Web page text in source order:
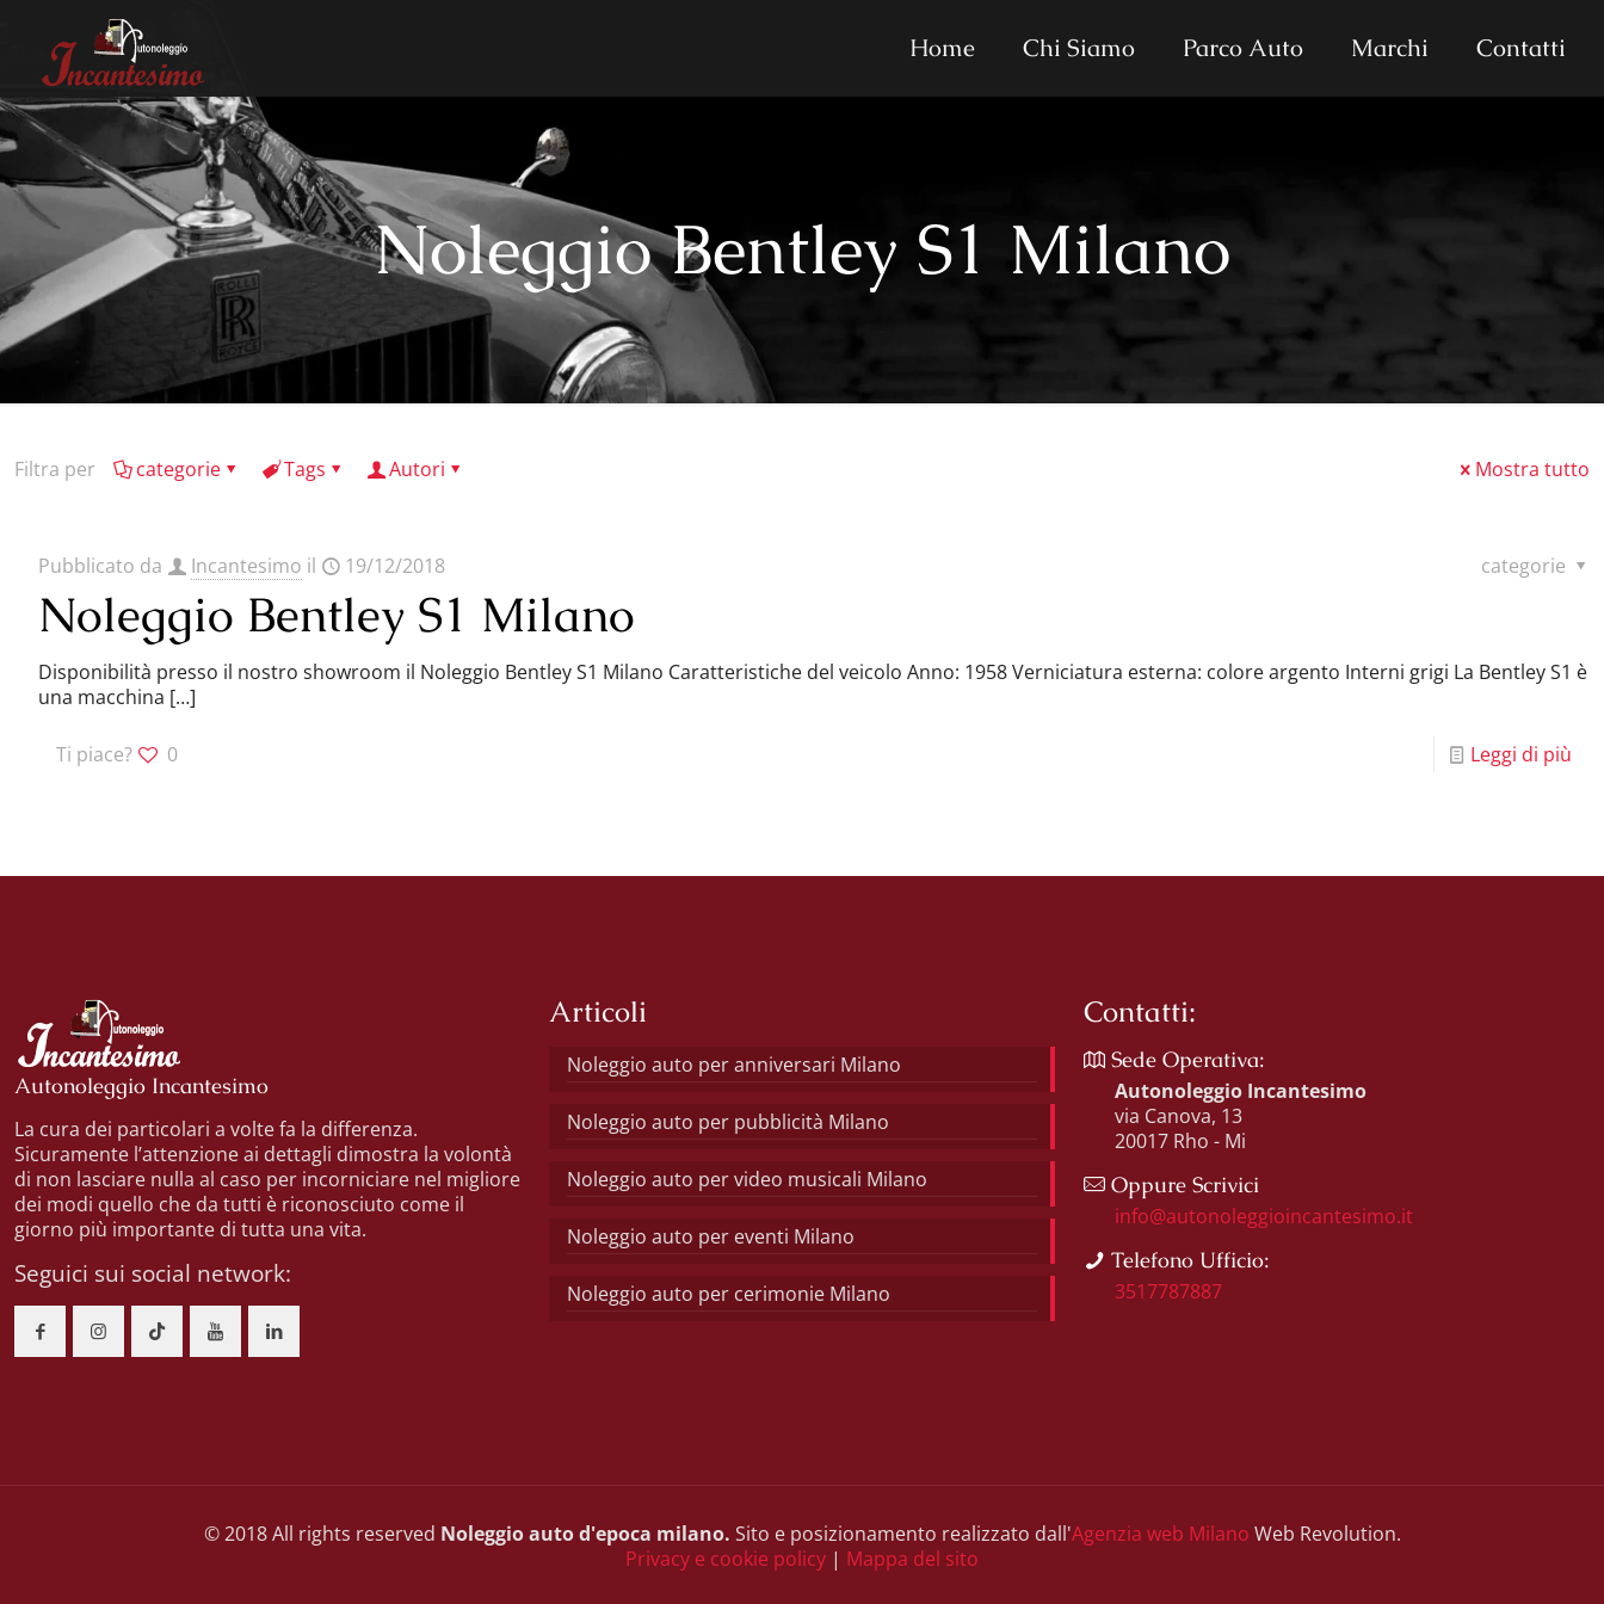
Home Chi Siamo Parco Auto Marchi Contatti
Noleggio Bentley S1 Milano
Filtra per categorie Tags Autori Mostra tutto
Pubblicato da Incantesimo il 19/12/2018 categorie
Noleggio Bentley S1 Milano
Disponibilità presso il nostro showroom il Noleggio Bentley S1 Milano Caratteristiche del veicolo Anno: 1958 Verniciatura esterna: colore argento Interni grigi La Bentley S1 è
una macchina […]
Ti piace? 0 Leggi di più
Autonoleggio Incantesimo
La cura dei particolari a volte fa la differenza.
Sicuramente l’attenzione ai dettagli dimostra la volontà
di non lasciare nulla al caso per incorniciare nel migliore
dei modi quello che da tutti è riconosciuto come il
giorno più importante di tutta una vita.
Seguici sui social network:
Articoli
Noleggio auto per anniversari Milano
Noleggio auto per pubblicità Milano
Noleggio auto per video musicali Milano
Noleggio auto per eventi Milano
Noleggio auto per cerimonie Milano
Contatti:
Sede Operativa:
Autonoleggio Incantesimo
via Canova, 13
20017 Rho - Mi
Oppure Scrivici
info@autonoleggioincantesimo.it
Telefono Ufficio:
3517787887
© 2018 All rights reserved Noleggio auto d'epoca milano. Sito e posizionamento realizzato dall'Agenzia web Milano Web Revolution.
Privacy e cookie policy | Mappa del sito